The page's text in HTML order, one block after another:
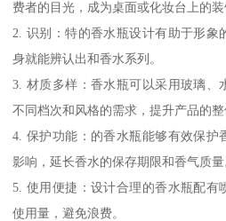
费者的目光，成为桌面或化妆台上的装
2. 识别：特的香水瓶设计有助于形象
身就能辨认出和香水系列。
3. 材质多样：香水瓶可以采用玻璃、
不同档次和风格的需求，提升产品的整
4. 保护功能：的香水瓶能够有效保护
影响，延长香水的保存期限和香气质量
5. 使用便捷：设计合理的香水瓶配有
使用量，避免浪费。